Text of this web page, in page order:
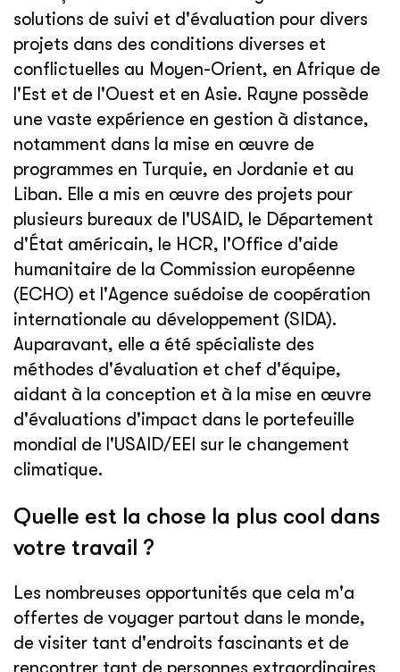
solutions de suivi et d'évaluation pour divers
projets dans des conditions diverses et
conflictuelles au Moyen-Orient, en Afrique de
l'Est et de l'Ouest et en Asie. Rayne possède
une vaste expérience en gestion à distance,
notamment dans la mise en œuvre de
programmes en Turquie, en Jordanie et au
Liban. Elle a mis en œuvre des projets pour
plusieurs bureaux de l'USAID, le Département
d'État américain, le HCR, l'Office d'aide
humanitaire de la Commission européenne
(ECHO) et l'Agence suédoise de coopération
internationale au développement (SIDA).
Auparavant, elle a été spécialiste des
méthodes d'évaluation et chef d'équipe,
aidant à la conception et à la mise en œuvre
d'évaluations d'impact dans le portefeuille
mondial de l'USAID/EEI sur le changement
climatique.
Quelle est la chose la plus cool dans
votre travail ?
Les nombreuses opportunités que cela m'a
offertes de voyager partout dans le monde,
de visiter tant d'endroits fascinants et de